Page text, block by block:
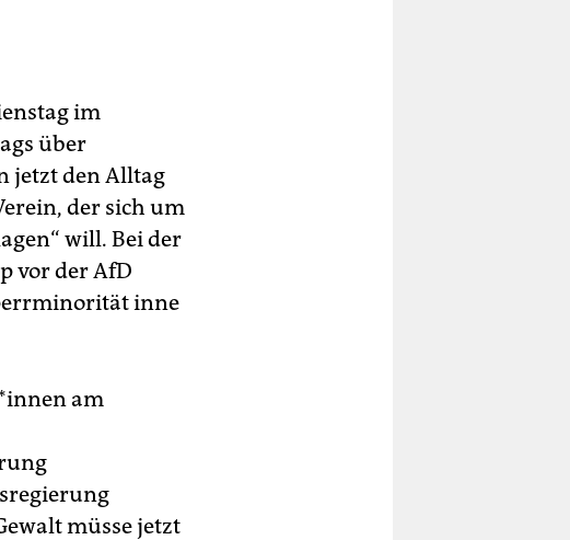
im
über
jetzt den Alltag
der sich um
will. Bei der
vor der AfD
inne
am
müsse jetzt